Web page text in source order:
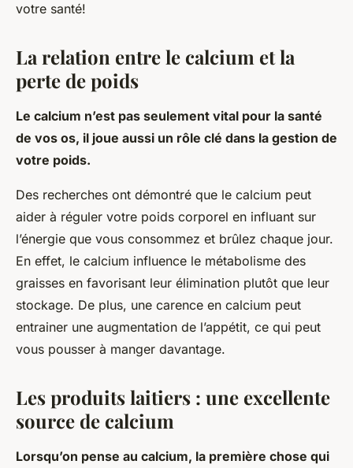
votre santé!
La relation entre le calcium et la
perte de poids
Le calcium n’est pas seulement vital pour la santé
de vos os, il joue aussi un rôle clé dans la gestion de
votre poids.
Des recherches ont démontré que le calcium peut
aider à réguler votre poids corporel en influant sur
l’énergie que vous consommez et brûlez chaque jour.
En effet, le calcium influence le métabolisme des
graisses en favorisant leur élimination plutôt que leur
stockage. De plus, une carence en calcium peut
entrainer une augmentation de l’appétit, ce qui peut
vous pousser à manger davantage.
Les produits laitiers : une excellente
source de calcium
Lorsqu’on pense au calcium, la première chose qui